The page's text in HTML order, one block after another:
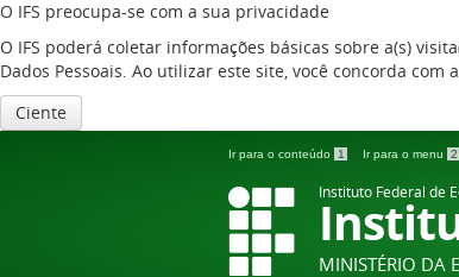
O IFS preocupa-se com a sua privacidade
O IFS poderá coletar informações básicas sobre a(s)
Dados Pessoais. Ao utilizar este site, você concorda
Ciente
Ir para o conteúdo 1 Ir para o menu 2
Instituto Federal de
MINISTÉRIO DA